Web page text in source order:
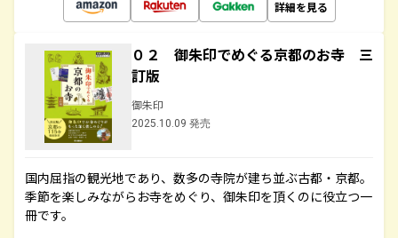
詳細を見る
０２ 御朱印でめぐる京都のお寺 三
訂版
御朱印
2025.10.09 発売
国内屈指の観光地であり、数多の寺院が建ち並ぶ古都・京都。
季節を楽しみながらお寺をめぐり、御朱印を頂くのに役立つ一
冊です。